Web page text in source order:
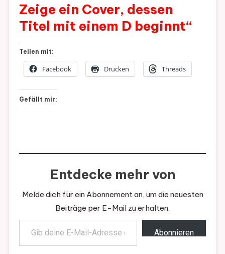
Zeige ein Cover, dessen
Titel mit einem D beginnt“
Teilen mit:
Facebook Drucken Threads
Gefällt mir:
Entdecke mehr von
Melde dich für ein Abonnement an, um die neuesten
Beiträge per E-Mail zu erhalten.
Gib deine E-Mail-Adresse ein ...
Abonnieren